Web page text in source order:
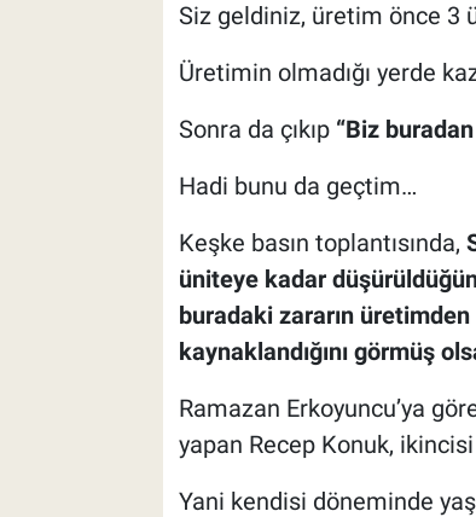
Siz geldiniz, üretim önce 3
Üretimin olmadığı yerde
Sonra da çıkıp “Biz
Hadi bunu da geçtim…
Keşke basın toplantısında,
üniteye kadar
buradaki zararın
kaynaklandığını görmüş
Ramazan Erkoyuncu’ya
yapan Recep Konuk,
Yani kendisi döneminde